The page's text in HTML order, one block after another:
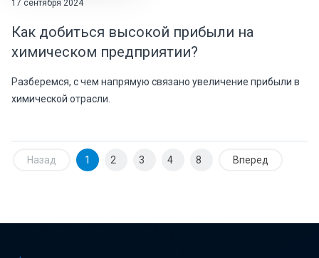
17 сентября 2024
Как добиться высокой прибыли на
химическом предприятии?
Разберемся, с чем напрямую связано увеличение прибыли в
химической отрасли.
Назад 1 2 3 4 8 Вперед